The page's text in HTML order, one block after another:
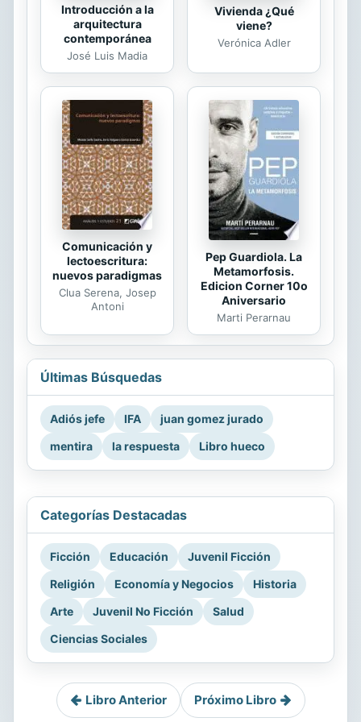
Introducción a la
arquitectura
contemporánea
José Luis Madia
Vivienda ¿Qué
viene?
Verónica Adler
Comunicación y
lectoescritura:
nuevos paradigmas
Clua Serena, Josep
Antoni
Pep Guardiola. La
Metamorfosis.
Edicion Corner 10o
Aniversario
Marti Perarnau
Últimas Búsquedas
Adiós jefe IFA
juan gomez jurado
mentira
la respuesta Libro hueco
Categorías Destacadas
Ficción Educación
Juvenil Ficción
Religión
Economía y Negocios
Historia
Arte
Juvenil No Ficción
Salud
Ciencias Sociales
Libro Anterior Próximo Libro